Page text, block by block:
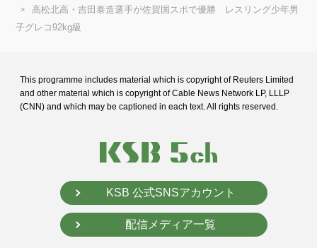
高松北高・吉田泰造選手が佐賀国スポで優勝 レスリング少年男
子グレコ92kg級
This programme includes material which is copyright of Reuters Limited
and other material which is copyright of Cable News Network LP, LLLP
(CNN) and which may be captioned in each text. All rights reserved.
KSB 公式SNSアカウント
配信メディア一覧